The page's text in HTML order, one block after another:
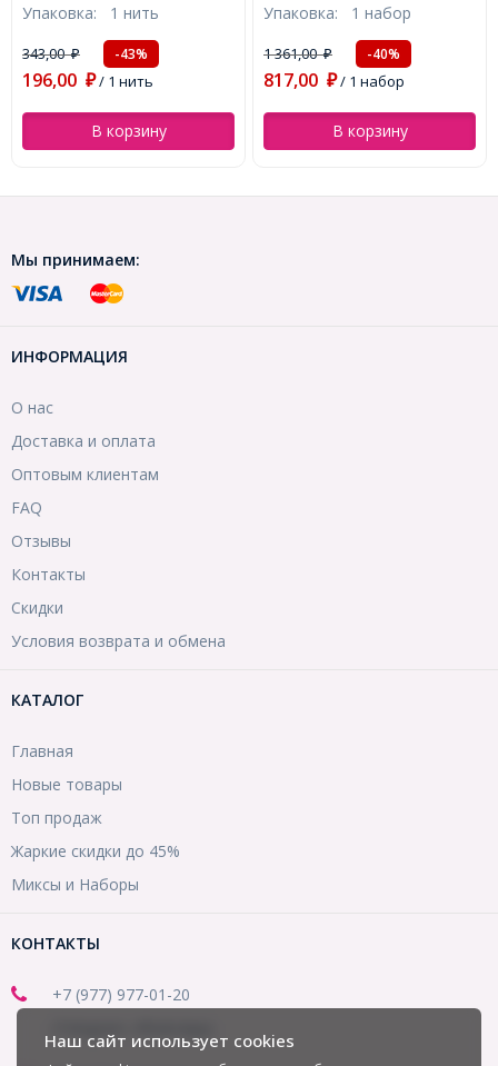
Размер: 8мм, Отверстие
1мм, около 46шт/36см/
нить, (УТ100022980)
Упаковка: 1 нить
343,00₽ -43%
196,00 ₽/ 1 нить
В корзину
Цвет: Античное Серебро,
Размер: 16х13мм, Отв-тие
8мм, 6шт/набор,
(УТ100030729)
Упаковка: 1 набор
1 361,00₽ -40%
817,00 ₽/ 1 набор
В корзину
Мы принимаем:
ИНФОРМАЦИЯ
О нас
Доставка и оплата
Оптовым клиентам
FAQ
Отзывы
Контакты
Скидки
Условия возврата и обмена
КАТАЛОГ
Главная
Новые товары
Топ продаж
Жаркие скидки до 45%
Миксы и Наборы
КОНТАКТЫ
+7 (977) 977-01-20
Наш сайт использует cookies